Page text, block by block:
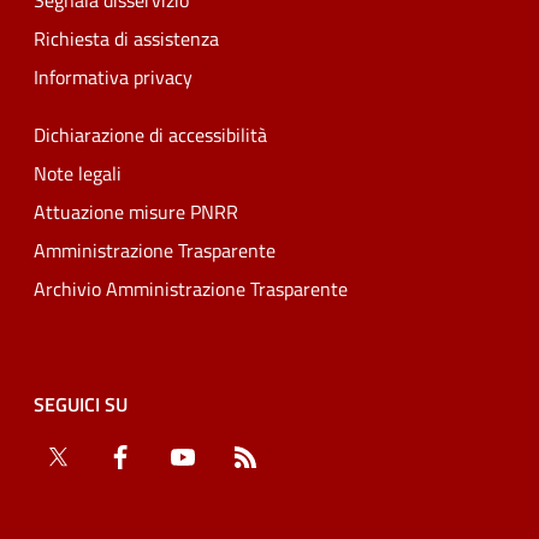
Richiesta di assistenza
Informativa privacy
Dichiarazione di accessibilità
Note legali
Attuazione misure PNRR
Amministrazione Trasparente
Archivio Amministrazione Trasparente
SEGUICI SU
Twitter
Facebook YouTube